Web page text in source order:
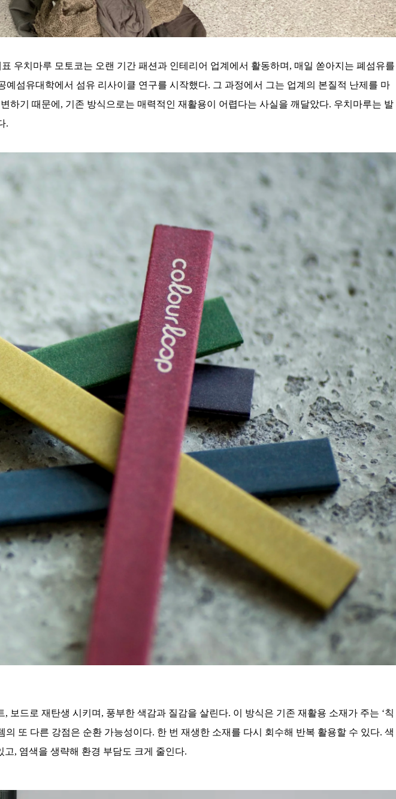
우치마루 모토코는 오랜 기간 패션과 인테리어 업계에서 활동하며, 매일 쏟아지는 폐섬유를
섬유대학에서 섬유 리사이클 연구를 시작했다. 그 과정에서 그는 업계의 본질적 난제를 마
기 때문에, 기존 방식으로는 매력적인 재활용이 어렵다는 사실을 깨달았다. 우치마루는 발
.
, 보드로 재탄생 시키며, 풍부한 색감과 질감을 살린다. 이 방식은 기존 재활용 소재가 주는 ‘칙
의 또 다른 강점은 순환 가능성이다. 한 번 재생한 소재를 다시 회수해 반복 활용할 수 있다. 색
고, 염색을 생략해 환경 부담도 크게 줄인다.